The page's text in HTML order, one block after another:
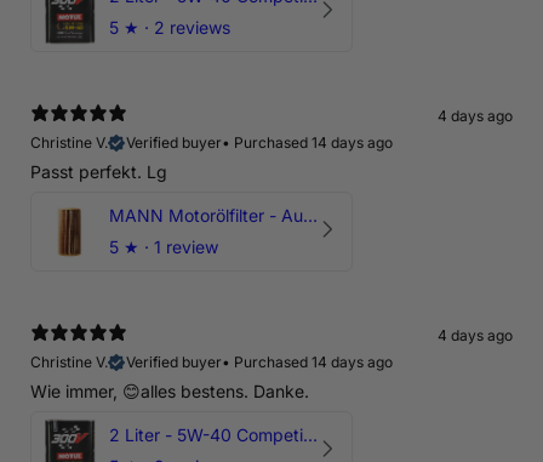
5 ★ · 2 reviews
4 days ago
Christine V.
Verified buyer• Purchased 14 days ago
Passt perfekt. Lg
MANN Motorölfilter - Audi RS3 TTRS RSQ3 VZ5 - DAZ DNW
5 ★ · 1 review
4 days ago
Christine V.
Verified buyer• Purchased 14 days ago
Wie immer, 😊alles bestens. Danke.
2 Liter - 5W-40 Competition 300V Motul Motoröl